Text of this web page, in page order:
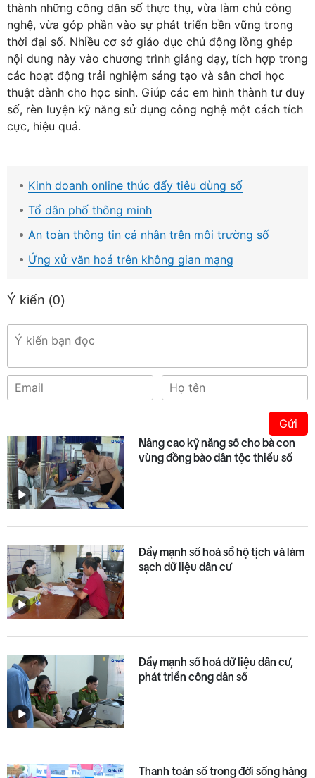
thành những công dân số thực thụ, vừa làm chủ công
nghệ, vừa góp phần vào sự phát triển bền vững trong
thời đại số. Nhiều cơ sở giáo dục chủ động lồng ghép
nội dung này vào chương trình giảng dạy, tích hợp trong
các hoạt động trải nghiệm sáng tạo và sân chơi học
thuật dành cho học sinh. Giúp các em hình thành tư duy
số, rèn luyện kỹ năng sử dụng công nghệ một cách tích
cực, hiệu quả.
Kinh doanh online thúc đẩy tiêu dùng số
Tổ dân phố thông minh
An toàn thông tin cá nhân trên môi trường số
Ứng xử văn hoá trên không gian mạng
Ý kiến (0)
Gửi
Nâng cao kỹ năng số cho bà con
vùng đồng bào dân tộc thiểu số
Đẩy mạnh số hoá sổ hộ tịch và làm
sạch dữ liệu dân cư
Đẩy mạnh số hoá dữ liệu dân cư,
phát triển công dân số
Thanh toán số trong đời sống hàng